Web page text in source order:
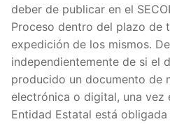
deber de publicar en el
Proceso dentro del plazo de
expedición de los mismos.
independientemente de si el
producido un documento de
electrónica o digital, una vez
Entidad Estatal está